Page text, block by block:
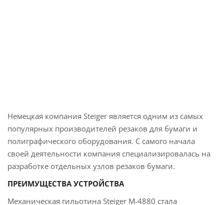
Немецкая компания Steiger является одним из самых
популярных производителей резаков для бумаги и
полиграфического оборудования. С самого начала
своей деятельности компания специализировалась на
разработке отдельных узлов резаков бумаги.
ПРЕИМУЩЕСТВА УСТРОЙСТВА
Механическая гильотина Steiger M-4880 стала